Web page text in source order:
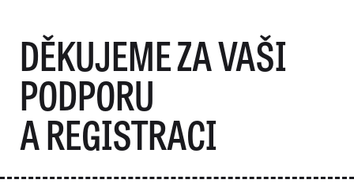
DĚKUJEME ZA VAŠI
PODPORU
A REGISTRACI